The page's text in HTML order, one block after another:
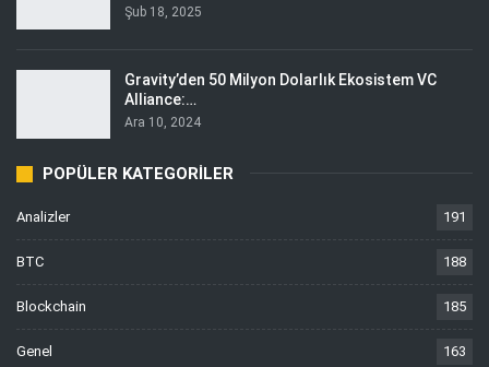
Şub 18, 2025
Gravity’den 50 Milyon Dolarlık Ekosistem VC
Alliance:…
Ara 10, 2024
POPÜLER KATEGORILER
Analizler 191
BTC 188
Blockchain 185
Genel 163